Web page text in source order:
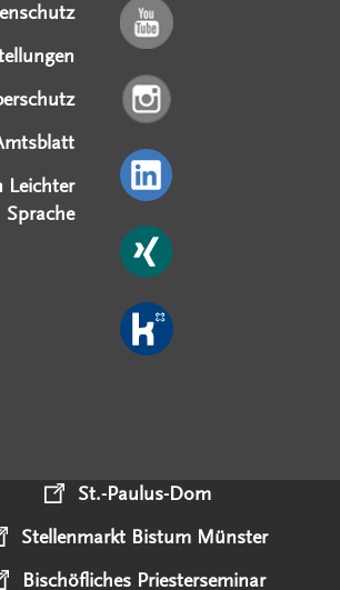
Leichter
Sprache
St.-Paulus-Dom
Stellenmarkt Bistum Münster
Bischöfliches Priesterseminar